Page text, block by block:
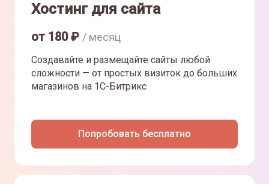
Хостинг для сайта
от 180₽ / месяц
Создавайте и размещайте сайты любой
сложности — от простых визиток до больших
магазинов на 1С-Битрикс
Попробовать бесплатно